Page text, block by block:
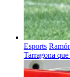
Esports
Tarragona